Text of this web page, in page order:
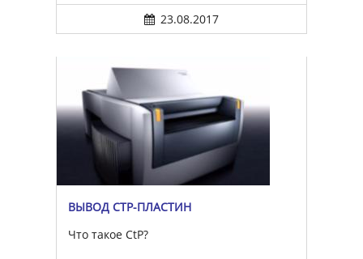
23.08.2017
ВЫВОД CTP-ПЛАСТИН
Что такое CtP?